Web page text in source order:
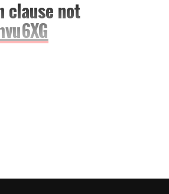
clause not
per ingaggiare Nils